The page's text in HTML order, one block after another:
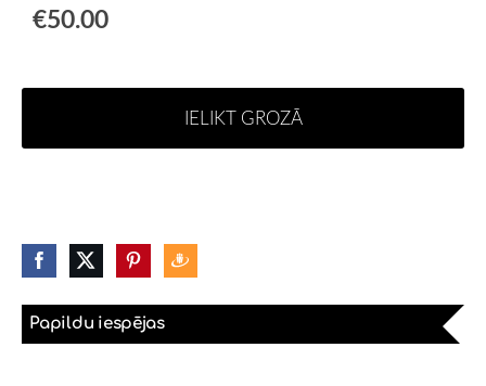
Papildu iespējas
€50.00
IELIKT GROZĀ